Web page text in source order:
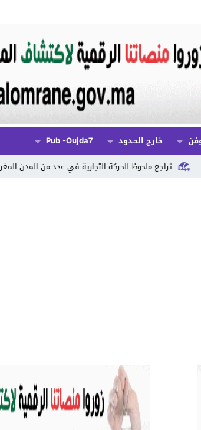
خارج الحدود
Pub -oujda7
التجارية في عدد من المدن المغربية بفعل موجة الحرارة